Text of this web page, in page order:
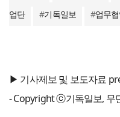
업단
#기독일보 #업무
▶ 기사제보 및 보도자료
- Copyright ⓒ기독일보, 무